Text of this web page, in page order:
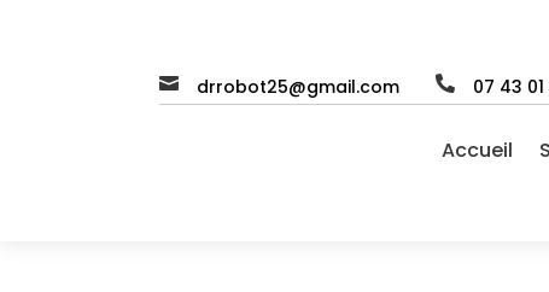
 drrobot25@gmail.com  07 43
Accueil